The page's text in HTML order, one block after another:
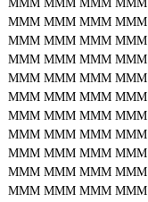
MMM MMM MMM MMM
MMM MMM MMM MMM
MMM MMM MMM MMM
MMM MMM MMM MMM
MMM MMM MMM MMM
MMM MMM MMM MMM
MMM MMM MMM MMM
MMM MMM MMM MMM
MMM MMM MMM MMM
MMM MMM MMM MMM
MMM MMM MMM MMM